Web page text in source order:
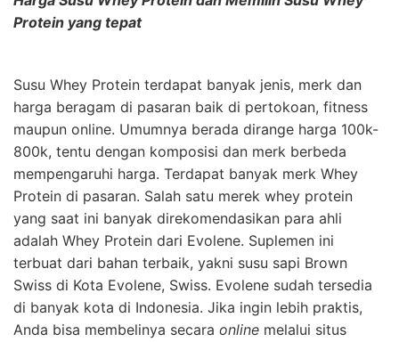
Protein yang tepat
Susu Whey Protein terdapat banyak jenis, merk dan
harga beragam di pasaran baik di pertokoan, fitness
maupun online. Umumnya berada dirange harga 100k-
800k, tentu dengan komposisi dan merk berbeda
mempengaruhi harga. Terdapat banyak merk Whey
Protein di pasaran. Salah satu merek whey protein
yang saat ini banyak direkomendasikan para ahli
adalah Whey Protein dari Evolene. Suplemen ini
terbuat dari bahan terbaik, yakni susu sapi Brown
Swiss di Kota Evolene, Swiss. Evolene sudah tersedia
di banyak kota di Indonesia. Jika ingin lebih praktis,
Anda bisa membelinya secara online melalui situs